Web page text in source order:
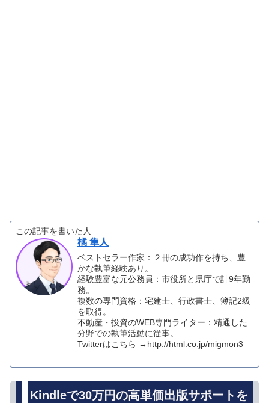
この記事を書いた人
橘 隼人
ベストセラー作家：２冊の成功作を持ち、豊
かな執筆経験あり。
経験豊富な元公務員：市役所と県庁で計9年勤
務。
複数の専門資格：宅建士、行政書士、簿記2級
を取得。
不動産・投資のWEB専門ライター：精通した
分野での執筆活動に従事。
Twitterはこちら →http://html.co.jp/migmon3
Kindleで30万円の高単価出版サポートを